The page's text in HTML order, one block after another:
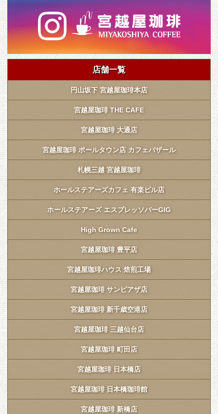
店舗一覧
円山坂下 宮越屋珈琲本店
宮越屋珈琲 THE CAFE
宮越屋珈琲 大通店
宮越屋珈琲 ポールタウン店 カフェバザール
札幌三越 宮越屋珈琲
ホールステアーズカフェ 有楽ビル店
ホールステアーズ エスプレッソバーGIG
High Grown Cafe
宮越屋珈琲 豊平店
宮越屋珈琲ハウス 焙煎工場
宮越屋珈琲 サンピアザ店
宮越屋珈琲 新千歳空港店
宮越屋珈琲 三越仙台店
宮越屋珈琲 町田店
宮越屋珈琲 日本橋店
宮越屋珈琲 日本橋珈琲館
宮越屋珈琲 新橋店